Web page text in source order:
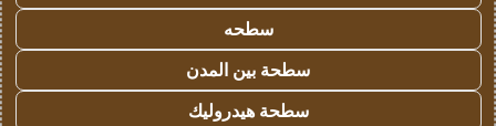
سطحه
سطحة بين المدن
سطحة هيدروليك